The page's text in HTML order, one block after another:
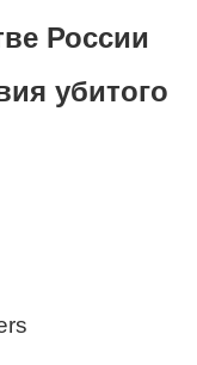
России
убитого